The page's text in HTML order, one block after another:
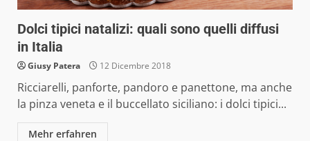
Dolci tipici natalizi: quali sono quelli diffusi
in Italia
Giusy Patera 12 Dicembre 2018
Ricciarelli, panforte, pandoro e panettone, ma anche
la pinza veneta e il buccellato siciliano: i dolci tipici...
Mehr erfahren